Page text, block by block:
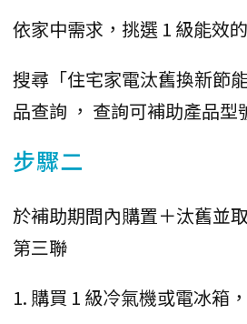
依家中需求，挑選 1 級能效
搜尋「住宅家電汰舊換新節
品查詢 ， 查詢可補助產品型
步驟二
於補助期間內購置＋汰舊並
第三聯
1. 購買 1 級冷氣機或電冰箱